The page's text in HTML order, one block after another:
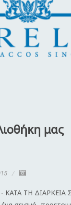
μας
ΚΑΤΑ ΤΗ ΔΙΑΡΚΕΙΑ